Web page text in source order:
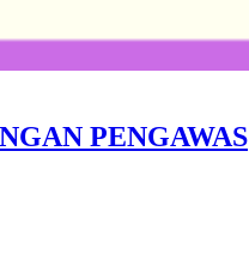
PENGAWAS